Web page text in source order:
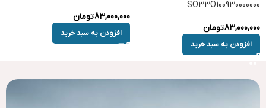
SO33O100930000000
83,000,000تومان
افزودن به سبد خرید
83,000,000تومان
افزودن به سبد خرید